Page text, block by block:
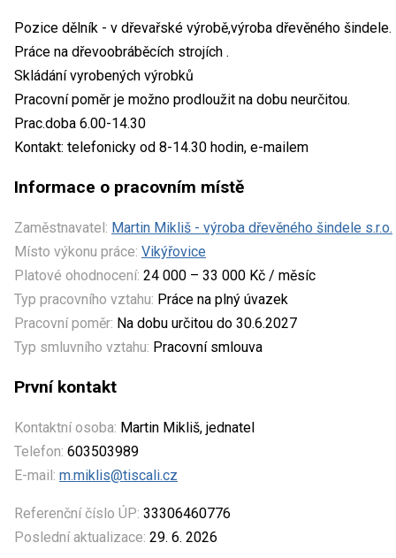
Pozice dělník - v dřevařské výrobě,výroba dřevěného šindele.
Práce na dřevoobráběcích strojích .
Skládání vyrobených výrobků
Pracovní poměr je možno prodloužit na dobu neurčitou.
Prac.doba 6.00-14.30
Kontakt: telefonicky od 8-14.30 hodin, e-mailem
Informace o pracovním místě
Zaměstnavatel: Martin Mikliš - výroba dřevěného šindele s.r.o.
Místo výkonu práce: Vikýřovice
Platové ohodnocení: 24 000 – 33 000 Kč / měsíc
Typ pracovního vztahu: Práce na plný úvazek
Pracovní poměr: Na dobu určitou do 30.6.2027
Typ smluvního vztahu: Pracovní smlouva
První kontakt
Kontaktní osoba: Martin Mikliš, jednatel
Telefon: 603503989
E-mail: m.miklis@tiscali.cz
Referenční číslo ÚP: 33306460776
Poslední aktualizace: 29. 6. 2026